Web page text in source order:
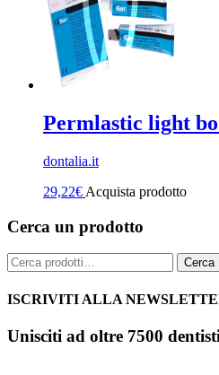
Permlastic light
dontalia.it
29,22€ Acquista prodotto
Cerca un prodotto
Cerca: Cerca
ISCRIVITI ALLA
Unisciti ad oltre 7500